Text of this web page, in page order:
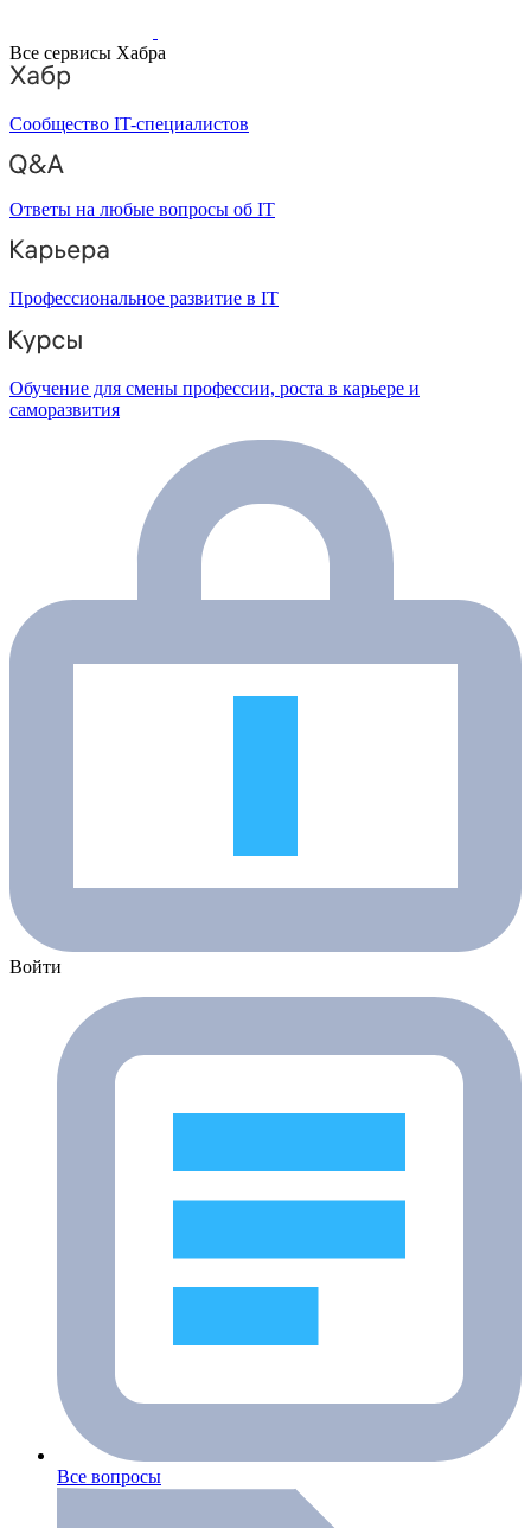
Все сервисы Хабра
Сообщество IT-специалистов
Ответы на любые вопросы об IT
Профессиональное развитие в IT
Обучение для смены профессии, роста в карьере и
саморазвития
Войти
Все вопросы